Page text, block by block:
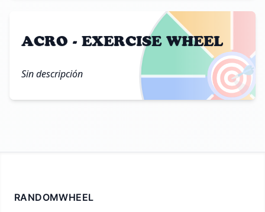
🎯
ACRO - EXERCISE WHEEL
Sin descripción
RANDOMWHEEL